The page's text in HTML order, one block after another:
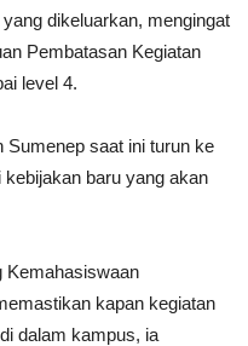
dikeluarkan, mengingat
Pembatasan Kegiatan
level 4.
Sumenep saat ini turun ke
baru yang akan
Kemahasiswaan
kapan kegiatan
dalam kampus, ia